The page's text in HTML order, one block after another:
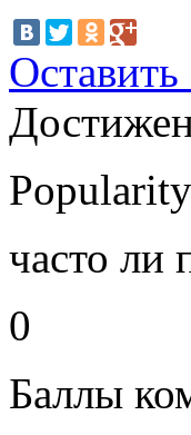
Popularity
часто ли
0
Баллы